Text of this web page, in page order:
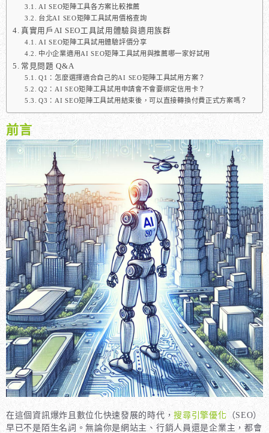
AI SEO矩陣工具各方案比較推薦
台北AI SEO矩陣工具試用價格查詢
真實用戶AI SEO工具試用體驗與適用族群
AI SEO矩陣工具試用體驗評價分享
中小企業適用AI SEO矩陣工具試用與推薦哪一家好試用
常見問題 Q&A
Q1：怎麼選擇適合自己的AI SEO矩陣工具試用方案？
Q2：AI SEO矩陣工具試用申請會不會要綁定信用卡？
Q3：AI SEO矩陣工具試用結束後，可以直接轉換付費正式方案嗎？
前言
在這個資訊爆炸且數位化快速發展的時代，搜尋引擎優化 （SEO）
早已不是陌生名詞。無論你是網站主、行銷人員還是企業主，都會